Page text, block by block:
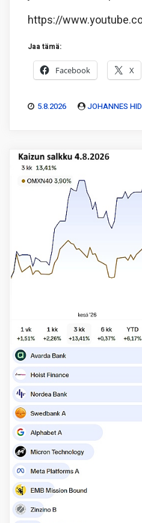
https://
Jaa tämä:
Facebook X
5.8.2026 JOHANNES